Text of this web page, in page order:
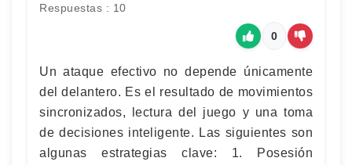
Respuestas : 10
0
Un ataque efectivo no depende únicamente
del delantero. Es el resultado de movimientos
sincronizados, lectura del juego y una toma
de decisiones inteligente. Las siguientes son
algunas estrategias clave: 1. Posesión